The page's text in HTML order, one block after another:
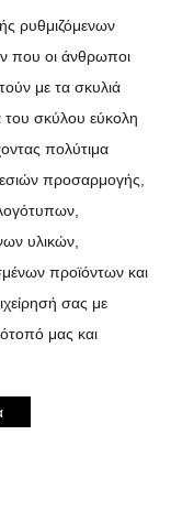
ρυθμιζόμενων
που οι άνθρωποι
με τα σκυλιά
του σκύλου εύκολη
πολύτιμα
προσαρμογής,
υλικών,
προϊόντων και
σας με
μας και